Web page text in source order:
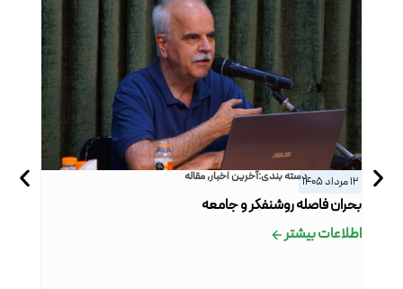
12 مرداد 1405 دسته بندی:آخرین اخبار,مقاله
بحران فاصله روشنفکر و جامعه
اطلاعات بیشتر
27 خرداد 1405